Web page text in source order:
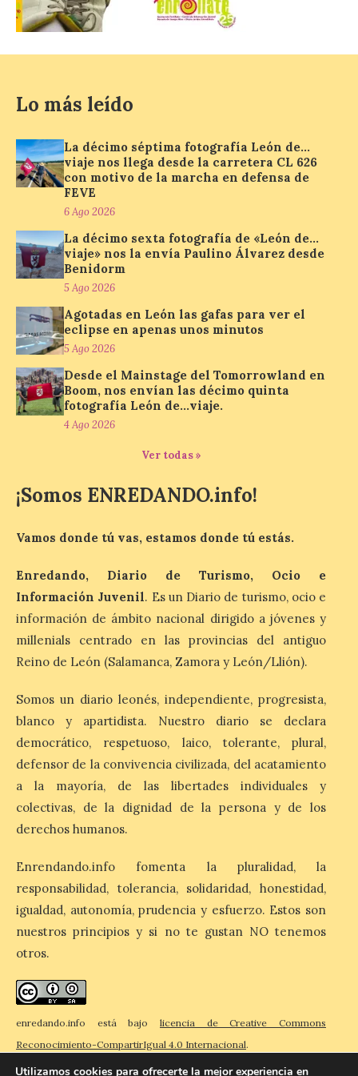
sus puertas en La Bañeza
con más de 60 puestos y
un amplio programa de
animación.
incorpora un amplio
calendario de actividades
de animación dirigidas a
todos los públicos. La
Bañeza inauguró en la tarde de este
martes 4 de agosto una nueva edición de
hasta el próximo 6 […]
Un viaje a la Antigüedad:
el Museo del Prado
propone un recorrido por
obras de su Colección de
inspiración clásica
6 Ago 2026
Odisea de Christopher
reúne una selección de
obras relacionadas con la
evocador tema de La […]
Patrimonio Nacional
cancela la temporada de
fuentes de La Granja ante
la escasez de agua
Esta medida afecta a los
espectáculos nocturnos
de la Fuente Baños de
Diana previstos para los
días 8, 15 y 22 de agosto,
así como al encendido extraordinario del
día 25. La reserva de agua en el estanque
«El Mar», […]
El Descenso Internacional
del Sella arranca con el
homenaje a los campeones
y el izado de las banderas
autonómicas
6 Ago 2026
La 88.ª edición del
Descenso Internacional
del Sella reunirá este año a
1.291 palistas distribuidos
Lo más leído
La décimo séptima fotografía León de…
viaje nos llega desde la carretera CL 626
con motivo de la marcha en defensa de
FEVE
6 Ago 2026
La décimo sexta fotografía de «León de…
viaje» nos la envía Paulino Álvarez desde
Benidorm
5 Ago 2026
Agotadas en León las gafas para ver el
eclipse en apenas unos minutos
5 Ago 2026
Desde el Mainstage del Tomorrowland en
Boom, nos envían las décimo quinta
fotografía León de…viaje.
4 Ago 2026
Ver todas »
¡Somos ENREDANDO.info!
Vamos donde tú vas, estamos donde tú estás.
Enredando, Diario de Turismo, Ocio e
Información Juvenil. Es un Diario de turismo, ocio e
información de ámbito nacional dirigido a jóvenes y
millenials centrado en las provincias del antiguo
Reino de León (Salamanca, Zamora y León/Llión).
Somos un diario leonés, independiente, progresista,
blanco y apartidista. Nuestro diario se declara
democrático, respetuoso, laico, tolerante, plural,
defensor de la convivencia civilizada, del acatamiento
a la mayoría, de las libertades individuales y
colectivas, de la dignidad de la persona y de los
derechos humanos.
Enrendando.info fomenta la pluralidad, la
responsabilidad, tolerancia, solidaridad, honestidad,
igualdad, autonomía, prudencia y esfuerzo. Estos son
nuestros principios y si no te gustan NO tenemos
otros.
enredando.info está bajo licencia de Creative Commons
Reconocimiento-CompartirIgual 4.0 Internacional.
Utilizamos cookies para ofrecerte la mejor experiencia en